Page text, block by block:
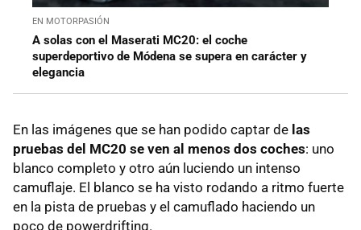
EN MOTORPASIÓN
A solas con el Maserati MC20: el coche
superdeportivo de Módena se supera en carácter y
elegancia
En las imágenes que se han podido captar de las
pruebas del MC20 se ven al menos dos coches: uno
blanco completo y otro aún luciendo un intenso
camuflaje. El blanco se ha visto rodando a ritmo fuerte
en la pista de pruebas y el camuflado haciendo un
poco de powerdrifting.